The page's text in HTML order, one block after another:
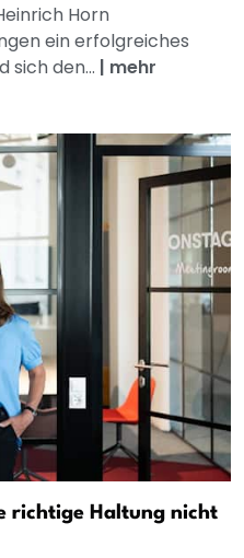
Horn
ein erfolgreiches
sich den... | mehr
richtige Haltung nicht